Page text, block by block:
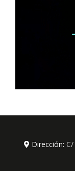
Dirección: